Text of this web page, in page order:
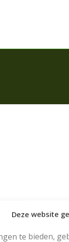
Deze website
te bieden,